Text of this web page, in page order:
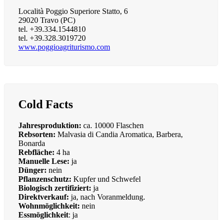
Località Poggio Superiore Statto, 6
29020 Travo (PC)
tel. +39.334.1544810
tel. +39.328.3019720
www.poggioagriturismo.com
Cold Facts
Jahresproduktion: ca. 10000 Flaschen
Rebsorten: Malvasia di Candia Aromatica, Barbera,
Bonarda
Rebfläche: 4 ha
Manuelle Lese: ja
Dünger: nein
Pflanzenschutz: Kupfer und Schwefel
Biologisch zertifiziert: ja
Direktverkauf: ja, nach Voranmeldung.
Wohnmöglichkeit: nein
Essmöglichkeit: ja